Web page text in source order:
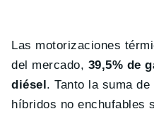
Las motorizaciones
del mercado, 39,5% de
diésel. Tanto la suma
híbridos no enchufables